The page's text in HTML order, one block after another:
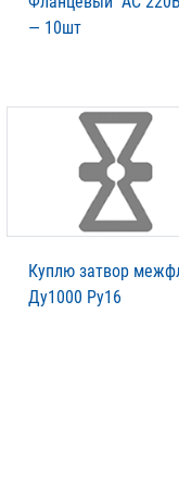
— 10шт
Куплю затвор
Ду1000 Ру16